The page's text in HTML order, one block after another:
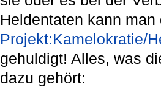
Heldentaten kann
Projekt:Kamelokratie/
gehuldigt! Alles, was
dazu gehört: